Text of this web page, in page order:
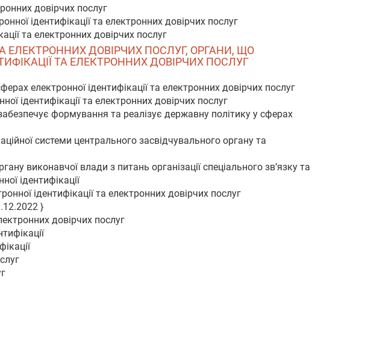
довірчих послуг
ідентифікації та електронних довірчих послуг
та електронних довірчих послуг
ЕЛЕКТРОННИХ ДОВІРЧИХ ПОСЛУГ, ОРГАНИ, ЩО
ТА ЕЛЕКТРОННИХ ДОВІРЧИХ ПОСЛУГ
електронної ідентифікації та електронних довірчих послуг
ідентифікації та електронних довірчих послуг
формування та реалізує державну політику у сферах
системи центрального засвідчувального органу та
виконавчої влади з питань організації спеціального зв’язку та
ідентифікації
ідентифікації та електронних довірчих послуг
}
довірчих послуг